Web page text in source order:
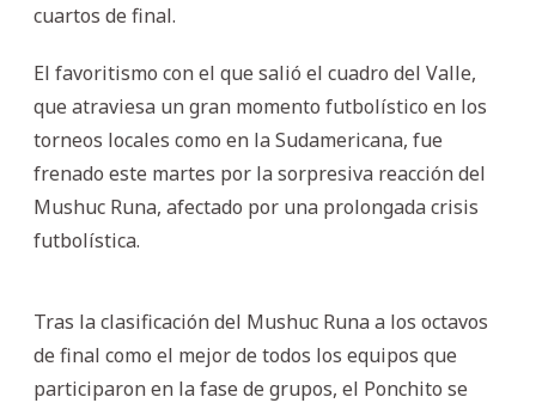
cuartos de final.
El favoritismo con el que salió el cuadro del Valle,
que atraviesa un gran momento futbolístico en los
torneos locales como en la Sudamericana, fue
frenado este martes por la sorpresiva reacción del
Mushuc Runa, afectado por una prolongada crisis
futbolística.
Tras la clasificación del Mushuc Runa a los octavos
de final como el mejor de todos los equipos que
participaron en la fase de grupos, el Ponchito se